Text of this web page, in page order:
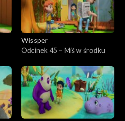
Wissper
Odcinek 45 – Miś w środku